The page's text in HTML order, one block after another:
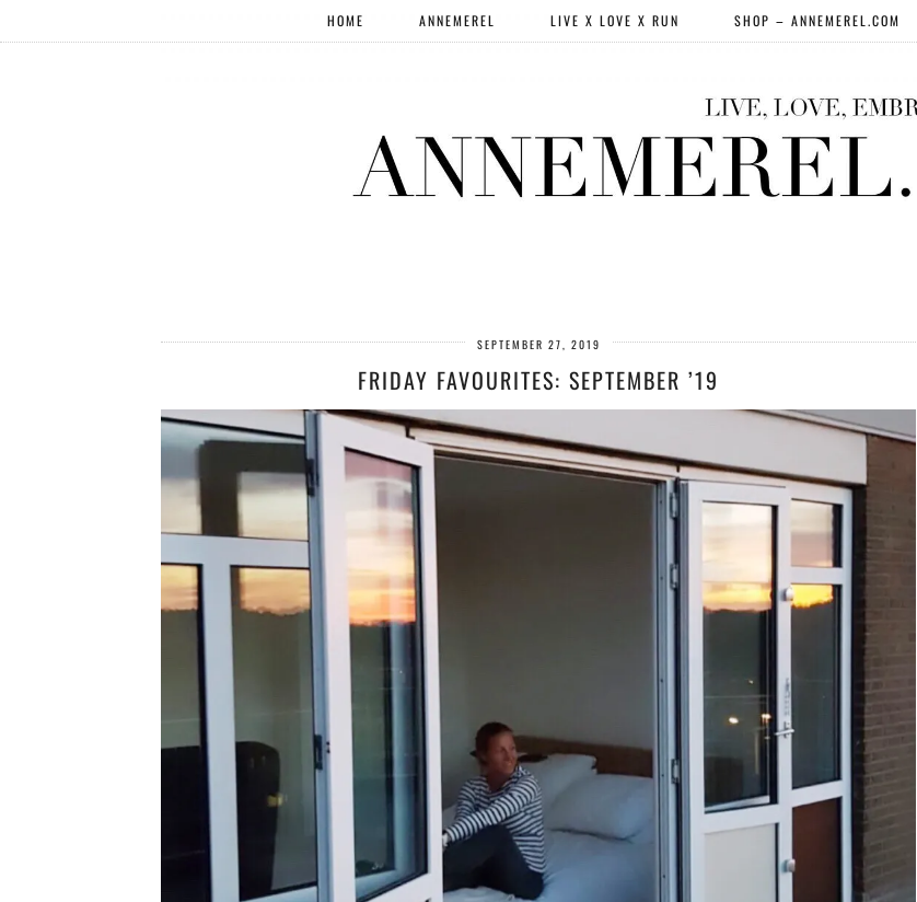
HOME ANNEMEREL LIVE X LOVE X RUN SHOP – ANNEMEREL.COM
SEPTEMBER 27, 2019
FRIDAY FAVOURITES: SEPTEMBER ’19